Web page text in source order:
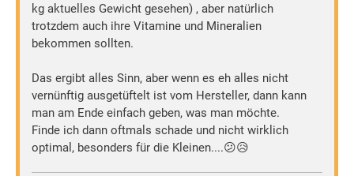
kg aktuelles Gewicht gesehen) , aber natürlich
trotzdem auch ihre Vitamine und Mineralien
bekommen sollten.
Das ergibt alles Sinn, aber wenn es eh alles nicht
vernünftig ausgetüftelt ist vom Hersteller, dann kann
man am Ende einfach geben, was man möchte.
Finde ich dann oftmals schade und nicht wirklich
optimal, besonders für die Kleinen....😕😥